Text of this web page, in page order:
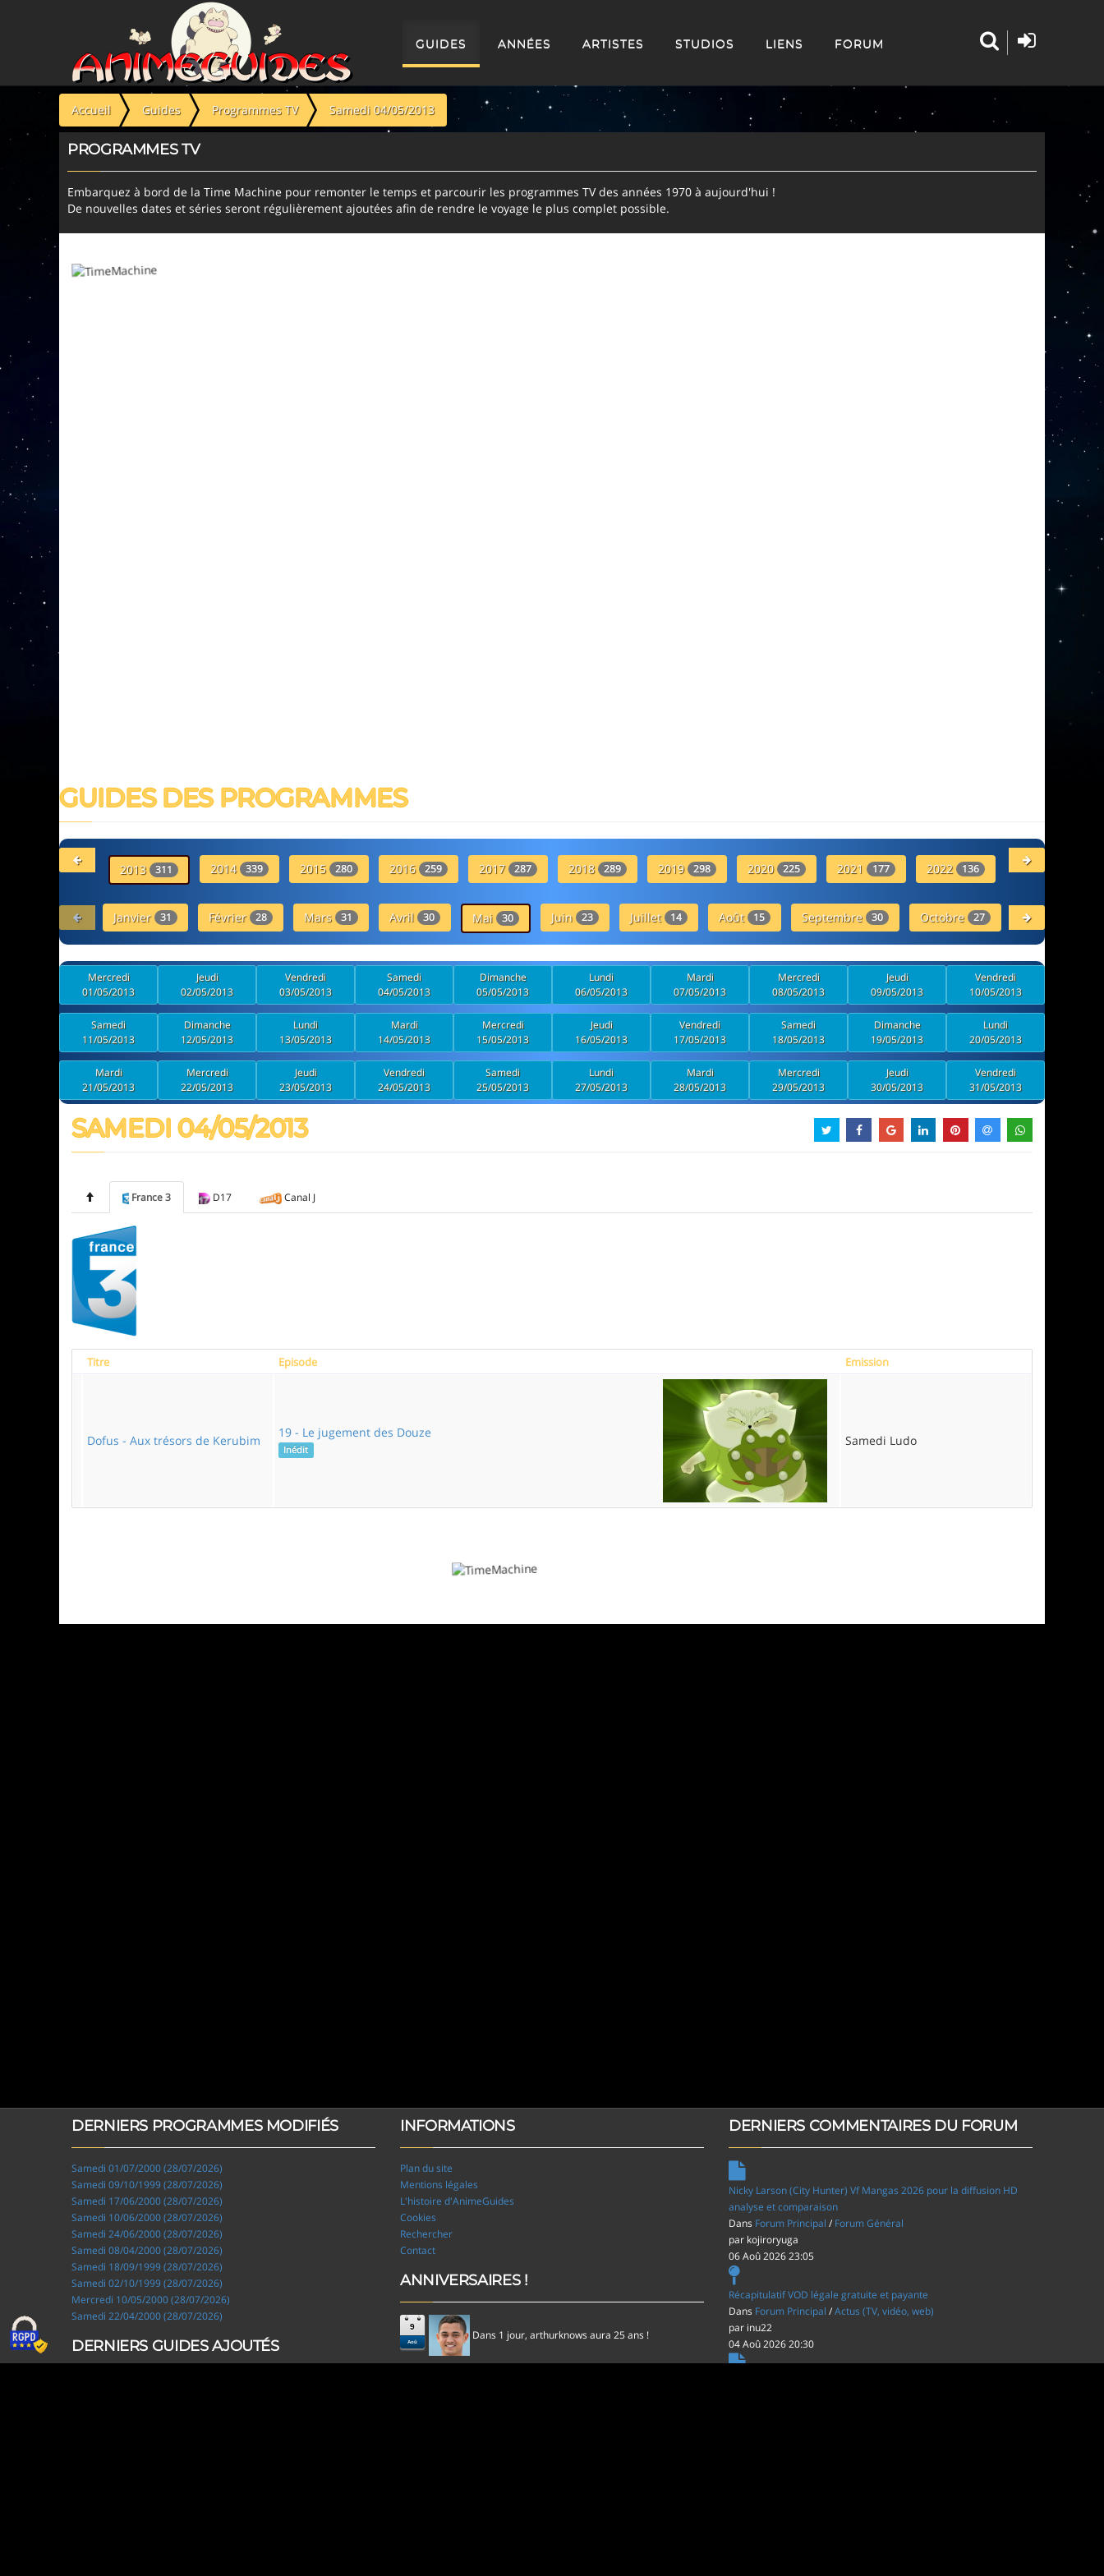
GUIDES ANNÉES ARTISTES STUDIOS LIENS FORUM
Accueil Guides Programmes TV Samedi 04/05/2013
PROGRAMMES TV
Embarquez à bord de la Time Machine pour remonter le temps et parcourir les programmes TV des années 1970 à aujourd'hui !
De nouvelles dates et séries seront régulièrement ajoutées afin de rendre le voyage le plus complet possible.
GUIDES DES PROGRAMMES
2013 311 2014 339 2015 280 2016 259 2017 287 2018 289 2019 298 2020 225 2021 177 2022 136 2023
Janvier 31 Février 28 Mars 31 Avril 30 Mai 30 Juin 23 Juillet 14 Août 15 Septembre 30 Octobre 27 Novembre
Mercredi
01/05/2013
Jeudi
02/05/2013
Vendredi
03/05/2013
Samedi
04/05/2013
Dimanche
05/05/2013
Lundi
06/05/2013
Mardi
07/05/2013
Mercredi
08/05/2013
Jeudi
09/05/2013
Vendredi
10/05/2013
Samedi
11/05/2013
Dimanche
12/05/2013
Lundi
13/05/2013
Mardi
14/05/2013
Mercredi
15/05/2013
Jeudi
16/05/2013
Vendredi
17/05/2013
Samedi
18/05/2013
Dimanche
19/05/2013
Lundi
20/05/2013
Mardi
21/05/2013
Mercredi
22/05/2013
Jeudi
23/05/2013
Vendredi
24/05/2013
Samedi
25/05/2013
Lundi
27/05/2013
Mardi
28/05/2013
Mercredi
29/05/2013
Jeudi
30/05/2013
Vendredi
31/05/2013
SAMEDI 04/05/2013
France 3 D17 Canal J
Titre Episode Emission
Dofus - Aux trésors de Kerubim
19 - Le jugement des Douze
Inédit
Samedi Ludo
DERNIERS PROGRAMMES MODIFIÉS
Samedi 01/07/2000 (28/07/2026)
Samedi 09/10/1999 (28/07/2026)
Samedi 17/06/2000 (28/07/2026)
Samedi 10/06/2000 (28/07/2026)
Samedi 24/06/2000 (28/07/2026)
Samedi 08/04/2000 (28/07/2026)
Samedi 18/09/1999 (28/07/2026)
Samedi 02/10/1999 (28/07/2026)
Mercredi 10/05/2000 (28/07/2026)
Samedi 22/04/2000 (28/07/2026)
DERNIERS GUIDES AJOUTÉS
INFORMATIONS
Plan du site
Mentions légales
L'histoire d'AnimeGuides
Cookies
Rechercher
Contact
ANNIVERSAIRES !
9
Aoû
Dans 1 jour, arthurknows aura 25 ans !
DERNIERS COMMENTAIRES DU FORUM
Nicky Larson (City Hunter) Vf Mangas 2026 pour la diffusion HD
analyse et comparaison
Dans Forum Principal / Forum Général
par kojiroryuga
06 Aoû 2026 23:05
Récapitulatif VOD légale gratuite et payante
Dans Forum Principal /Actus (TV, vidéo, web)
par inu22
04 Aoû 2026 20:30